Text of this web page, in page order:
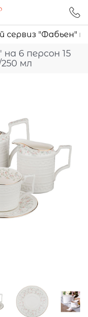
сервиз "Фабьен"
6 персон 15
мл